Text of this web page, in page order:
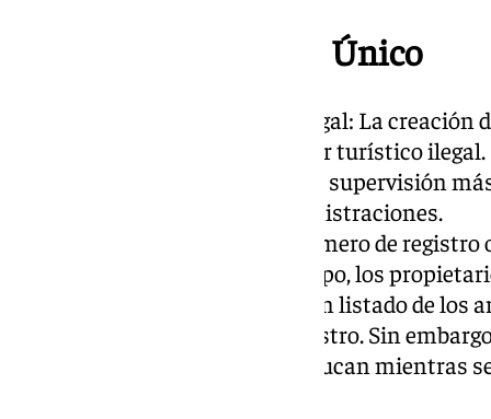
Ventajas del Registro Único
Lucha contra el alquiler ilegal: La
objetivo combatir el alquiler turístico
este sistema permitirá una supervisión
comunicación entre administraciones.
Vigencia del registro: El número de
12 meses. Pasado este tiempo, los
renovación, presentando un listado de los
durante la vigencia del registro. Sin
viviendas turísticas no caducan mientras